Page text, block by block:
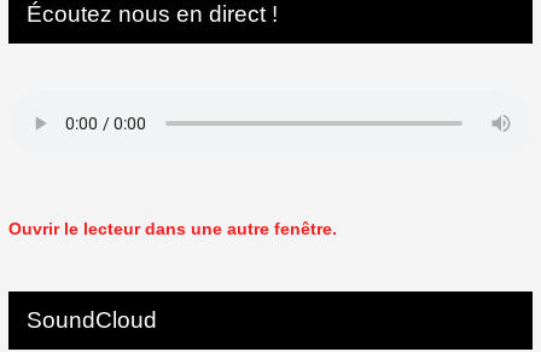
Écoutez nous en direct !
Ouvrir le lecteur dans une autre fenêtre.
SoundCloud